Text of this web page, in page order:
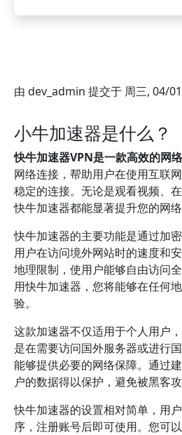
由 dev_admin 提交于 周三, 04/
小牛加速器是什么？
快牛加速器VPN是一款高效的网络
网络连接，帮助用户在使用互联
稳定的连接。无论是观看视频、
快牛加速器都能显著提升您的网络
快牛加速器的主要功能是通过加
用户在访问境外网站时的速度和
地理限制，使用户能够自由访问
用快牛加速器，您将能够在任何
验。
这款加速器不仅适用于个人用户
是在需要访问国外服务器或进行
能够提供必要的网络保障。通过
户的数据得以保护，避免被黑客攻
快牛加速器的设置相对简单，用
序，注册账号后即可使用。您可